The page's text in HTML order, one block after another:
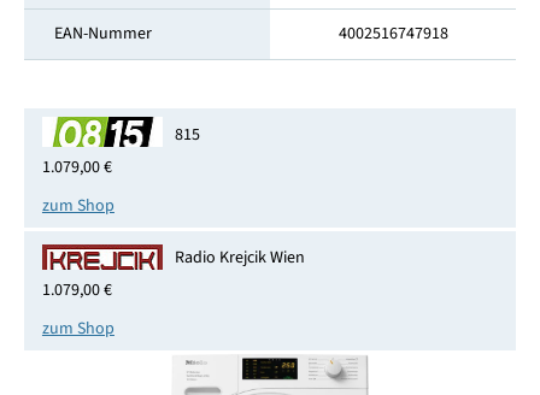
EAN-Nummer 4002516747918
815
1.079,00 €
zum Shop
Radio Krejcik Wien
1.079,00 €
zum Shop